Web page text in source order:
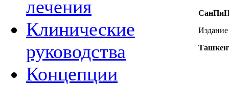
лечения
Клинические
руководства
Концепции